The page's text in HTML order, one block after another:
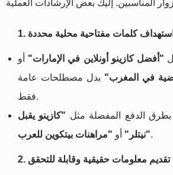
1. استهداف كلمات مفتاحية محلية محددة
"أفضل كازينو أونلاين في الإمارات" أو
في المغرب" بدل مصطلحات عامة
فقط.
بطرق الدفع المفضلة مثل "كازينو يقبل
نيتلر" أو "مراهنات بيتكوين للعرب".
2. تقديم معلومات حقيقية وقابلة للتحقق